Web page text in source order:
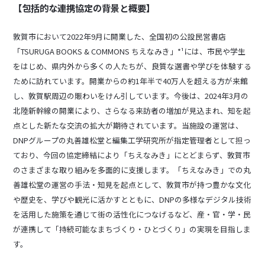
【包括的な連携協定の背景と概要】
敦賀市において2022年9月に開業した、全国初の公設民営書店
「TSURUGA BOOKS & COMMONS ちえなみき」*¹には、市民や学生
をはじめ、県内外から多くの人たちが、良質な選書や学びを体験する
ために訪れています。開業からの約1年半で40万人を超える方が来館
し、敦賀駅周辺の賑わいをけん引しています。今後は、2024年3月の
北陸新幹線の開業により、さらなる来訪者の増加が見込まれ、知を起
点とした新たな交流の拡大が期待されています。当施設の運営は、
DNPグループの丸善雄松堂と編集工学研究所が指定管理者として担っ
ており、今回の協定締結により「ちえなみき」にとどまらず、敦賀市
のさまざまな取り組みを多面的に支援します。「ちえなみき」での丸
善雄松堂の運営の手法・知見を起点として、敦賀市が持つ豊かな文化
や歴史を、学びや観光に活かすとともに、DNPの多様なデジタル技術
を活用した施策を通じて街の活性化につなげるなど、産・官・学・民
が連携して「持続可能なまちづくり・ひとづくり」の実現を目指しま
す。